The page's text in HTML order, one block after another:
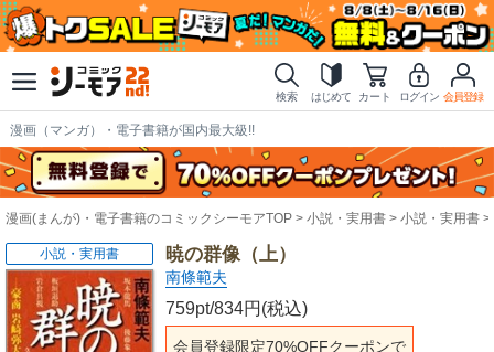
検索 はじめて カート ログイン 会員登録
漫画（マンガ）・電子書籍が国内最大級!!
漫画(まんが)・電子書籍のコミックシーモアTOP 小説・実用書 小説・実用書
暁の群像（上）
南條範夫
759pt/834円(税込)
会員登録限定70%OFFクーポンで
小説・実用書